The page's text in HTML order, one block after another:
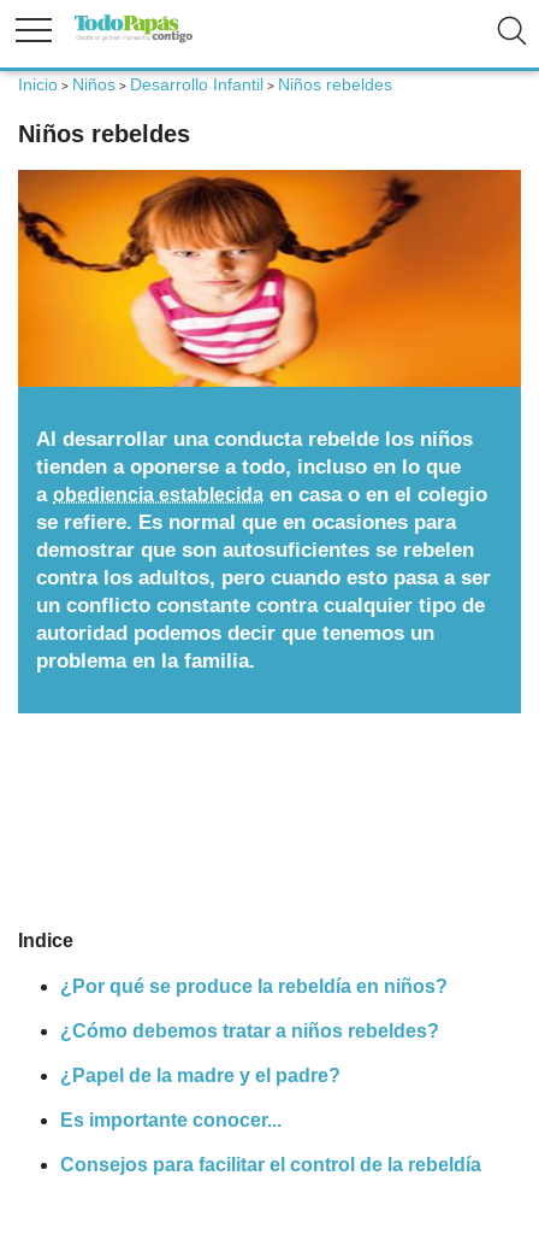
Bebé
Calculadoras
Nombres
Cuentos
Inicio > Niños > Desarrollo Infantil > Niños rebeldes
Niños rebeldes
Al desarrollar una conducta rebelde los niños
tienden a oponerse a todo, incluso en lo que
a obediencia establecida en casa o en el colegio
se refiere. Es normal que en ocasiones para
demostrar que son autosuficientes se rebelen
contra los adultos, pero cuando esto pasa a ser
un conflicto constante contra cualquier tipo de
autoridad podemos decir que tenemos un
problema en la familia.
Indice
¿Por qué se produce la rebeldía en niños?
¿Cómo debemos tratar a niños rebeldes?
¿Papel de la madre y el padre?
Es importante conocer...
Consejos para facilitar el control de la rebeldía